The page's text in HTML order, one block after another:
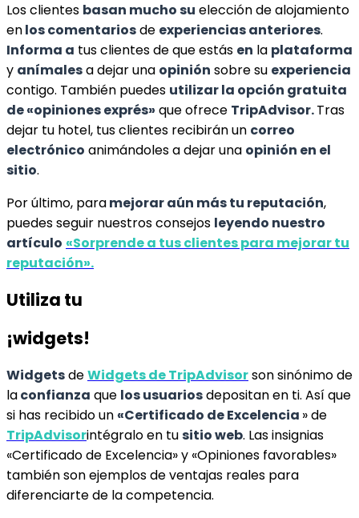
Los clientes basan mucho su elección de alojamiento
enlos comentariosde experiencias anteriores.
Informa a tus clientes de que estás en la plataforma
y anímalesa dejar una opinión sobre su experiencia
contigo. También puedes utilizar la opción gratuita
de «opiniones exprés» que ofrece TripAdvisor.Tras
dejar tu hotel, tus clientes recibirán un correo
electrónico animándoles a dejar una opinión en el
sitio.
Por último, paramejorar aún más tu reputación,
puedes seguir nuestros consejos leyendo nuestro
artículo «Sorprende a tus clientes para mejorar tu
reputación».
Utiliza tu
¡widgets!
WidgetsdeWidgets de TripAdvisorson sinónimo de
laconfianza que los usuariosdepositan en ti. Así que
si has recibido un «Certificado de Excelencia » de
TripAdvisorintégralo en tusitio web. Las insignias
«Certificado de Excelencia» y «Opiniones favorables»
también son ejemplos de ventajas reales para
diferenciarte de la competencia.